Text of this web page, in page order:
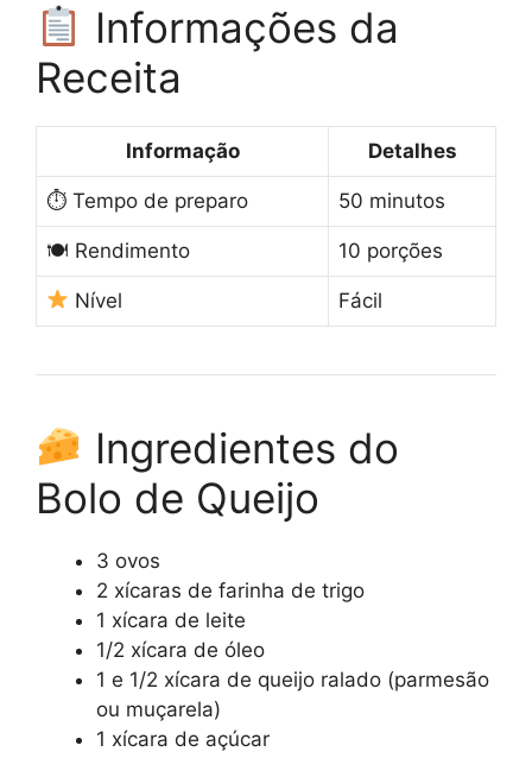
Informações da
Receita
Informação Detalhes
⏱ Tempo de preparo 50 minutos
🍽 Rendimento 10 porções
Nível Fácil
Ingredientes do
Bolo de Queijo
3 ovos
2 xícaras de farinha de trigo
1 xícara de leite
1/2 xícara de óleo
1 e 1/2 xícara de queijo ralado (parmesão
ou muçarela)
1 xícara de açúcar